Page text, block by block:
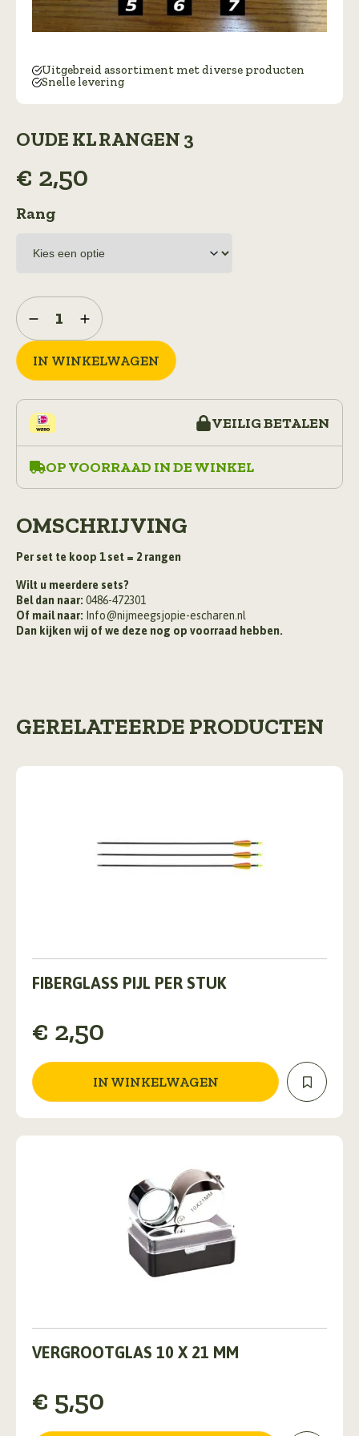
Uitgebreid assortiment met diverse producten
Snelle levering
OUDE KL RANGEN 3
€ 2,50
Rang
Oude
KL
Rangen
3
aantalIN WINKELWAGEN
VEILIG BETALEN
OP VOORRAAD IN DE WINKEL
OMSCHRIJVING
Per set te koop 1 set = 2 rangen
Wilt u meerdere sets?
Bel dan naar: 0486-472301
Of mail naar: Info@nijmeegsjopie-escharen.nl
Dan kijken wij of we deze nog op voorraad hebben.
GERELATEERDE PRODUCTEN
FIBERGLASS PIJL PER STUK
€ 2,50
IN WINKELWAGEN
VERGROOTGLAS 10 X 21 MM
€ 5,50